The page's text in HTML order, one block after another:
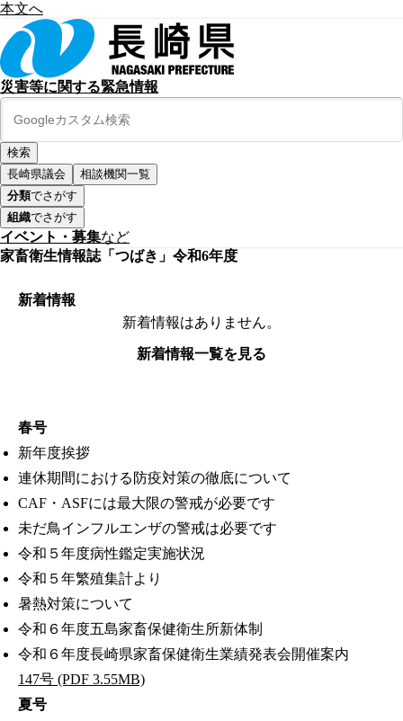
本文へ
災害等に関する緊急情報
長崎県議会
相談機関一覧
分類でさがす
組織でさがす
イベント・募集など
家畜衛生情報誌「つばき」令和6年度
新着情報
新着情報はありません。
新着情報一覧を見る
春号
新年度挨拶
連休期間における防疫対策の徹底について
CAF・ASFには最大限の警戒が必要です
未だ鳥インフルエンザの警戒は必要です
令和５年度病性鑑定実施状況
令和５年繁殖集計より
暑熱対策について
令和６年度五島家畜保健衛生所新体制
令和６年度長崎県家畜保健衛生業績発表会開催案内
147号 (PDF 3.55MB)
夏号